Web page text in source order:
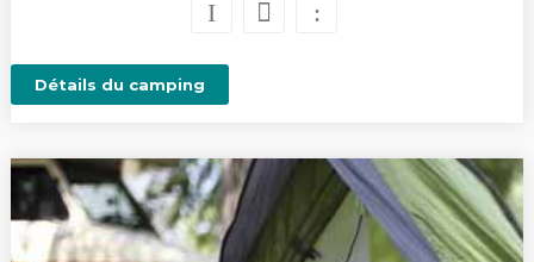
Détails du camping